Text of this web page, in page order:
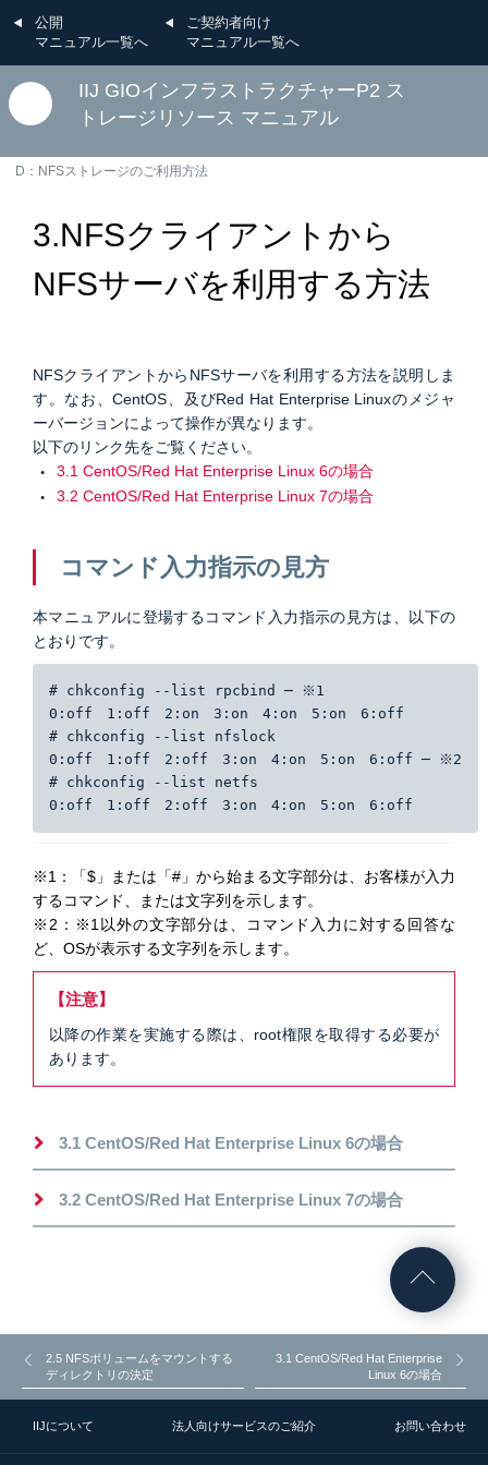
公開
マニュアル一覧へ
ご契約者向け
マニュアル一覧へ
IIJ GIOインフラストラクチャーP2 ス
トレージリソース マニュアル
D：NFSストレージのご利用方法
3.NFSクライアントから
NFSサーバを利用する方法
NFSクライアントからNFSサーバを利用する方法を説明しま
す。なお、CentOS、及びRed Hat Enterprise Linuxのメジャ
ーバージョンによって操作が異なります。
以下のリンク先をご覧ください。
3.1 CentOS/Red Hat Enterprise Linux 6の場合
3.2 CentOS/Red Hat Enterprise Linux 7の場合
コマンド入力指示の見方
本マニュアルに登場するコマンド入力指示の見方は、以下の
とおりです。
# chkconfig --list rpcbind ─ ※1
0:off　1:off　2:on　3:on　4:on　5:on　6:off
# chkconfig --list nfslock
0:off　1:off　2:off　3:on　4:on　5:on　6:off ─ ※2
# chkconfig --list netfs
0:off　1:off　2:off　3:on　4:on　5:on　6:off
※1：「$」または「#」から始まる文字部分は、お客様が入力
するコマンド、または文字列を示します。
※2：※1以外の文字部分は、コマンド入力に対する回答な
ど、OSが表示する文字列を示します。
【注意】
以降の作業を実施する際は、root権限を取得する必要が
あります。
3.1 CentOS/Red Hat Enterprise Linux 6の場合
3.2 CentOS/Red Hat Enterprise Linux 7の場合
2.5 NFSボリュームをマウントする
ディレクトリの決定
3.1 CentOS/Red Hat Enterprise
Linux 6の場合
IIJについて 法人向けサービスのご紹介 お問い合わせ